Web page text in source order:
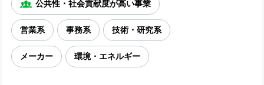
公共性・社会貢献度が高い事業
営業系 事務系 技術・研究系
メーカー 環境・エネルギー